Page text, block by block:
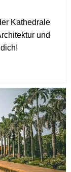
Kathedrale
und